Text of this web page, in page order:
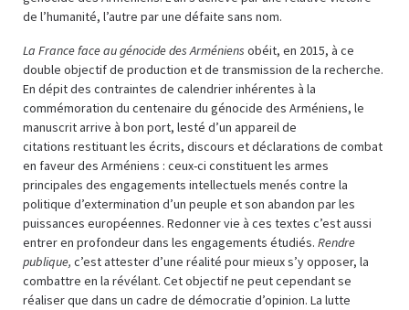
de l’humanité, l’autre par une défaite sans nom.
La France face au génocide des Arméniens obéit, en 2015, à ce
double objectif de production et de transmission de la recherche.
En dépit des contraintes de calendrier inhérentes à la
commémoration du centenaire du génocide des Arméniens, le
manuscrit arrive à bon port, lesté d’un appareil de
citations restituant les écrits, discours et déclarations de combat
en faveur des Arméniens : ceux-ci constituent les armes
principales des engagements intellectuels menés contre la
politique d’extermination d’un peuple et son abandon par les
puissances européennes. Redonner vie à ces textes c’est aussi
entrer en profondeur dans les engagements étudiés. Rendre
publique, c’est attester d’une réalité pour mieux s’y opposer, la
combattre en la révélant. Cet objectif ne peut cependant se
réaliser que dans un cadre de démocratie d’opinion. La lutte